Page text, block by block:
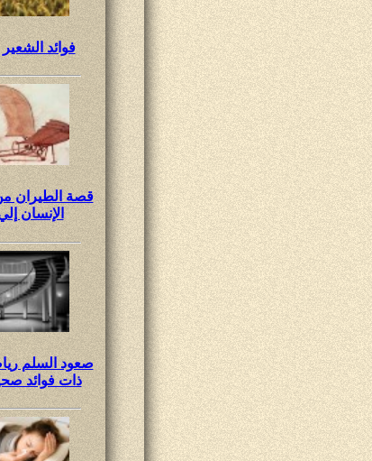
فوائد الشعير
قصة الطيران
الإنسان
صعود السلم
ذات فوائد